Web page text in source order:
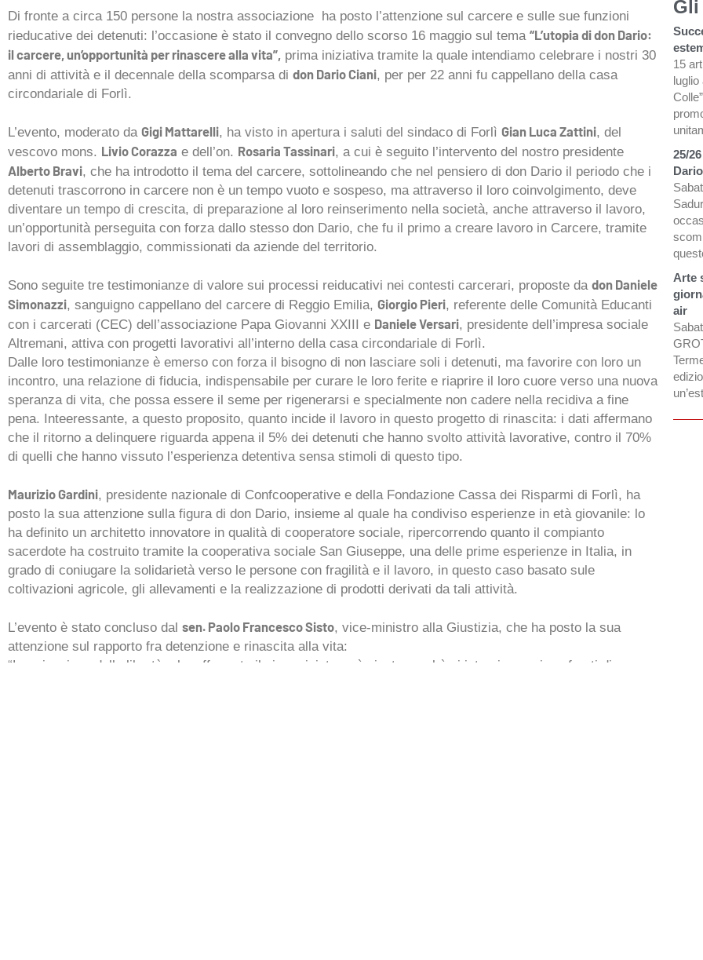
Di fronte a circa 150 persone la nostra associazione ha posto l’attenzione sul carcere e sulle sue funzioni
rieducative dei detenuti: l’occasione è stato il convegno dello scorso 16 maggio sul tema “L’utopia di don Dario:
il carcere, un’opportunità per rinascere alla vita”, prima iniziativa tramite la quale intendiamo celebrare i nostri 30
anni di attività e il decennale della scomparsa di don Dario Ciani, per per 22 anni fu cappellano della casa
circondariale di Forlì.
L’evento, moderato da Gigi Mattarelli, ha visto in apertura i saluti del sindaco di Forlì Gian Luca Zattini, del
vescovo mons. Livio Corazza e dell’on. Rosaria Tassinari, a cui è seguito l’intervento del nostro presidente
Alberto Bravi, che ha introdotto il tema del carcere, sottolineando che nel pensiero di don Dario il periodo che i
detenuti trascorrono in carcere non è un tempo vuoto e sospeso, ma attraverso il loro coinvolgimento, deve
diventare un tempo di crescita, di preparazione al loro reinserimento nella società, anche attraverso il lavoro,
un’opportunità perseguita con forza dallo stesso don Dario, che fu il primo a creare lavoro in Carcere, tramite
lavori di assemblaggio, commissionati da aziende del territorio.
Sono seguite tre testimonianze di valore sui processi reiducativi nei contesti carcerari, proposte da don Daniele
Simonazzi, sanguigno cappellano del carcere di Reggio Emilia, Giorgio Pieri, referente delle Comunità Educanti
con i carcerati (CEC) dell’associazione Papa Giovanni XXIII e Daniele Versari, presidente dell’impresa sociale
Altremani, attiva con progetti lavorativi all’interno della casa circondariale di Forlì.
Dalle loro testimonianze è emerso con forza il bisogno di non lasciare soli i detenuti, ma favorire con loro un
incontro, una relazione di fiducia, indispensabile per curare le loro ferite e riaprire il loro cuore verso una nuova
speranza di vita, che possa essere il seme per rigenerarsi e specialmente non cadere nella recidiva a fine
pena. Inteeressante, a questo proposito, quanto incide il lavoro in questo progetto di rinascita: i dati affermano
che il ritorno a delinquere riguarda appena il 5% dei detenuti che hanno svolto attività lavorative, contro il 70%
di quelli che hanno vissuto l’esperienza detentiva sensa stimoli di questo tipo.
Maurizio Gardini, presidente nazionale di Confcooperative e della Fondazione Cassa dei Risparmi di Forlì, ha
posto la sua attenzione sulla figura di don Dario, insieme al quale ha condiviso esperienze in età giovanile: lo
ha definito un architetto innovatore in qualità di cooperatore sociale, ripercorrendo quanto il compianto
sacerdote ha costruito tramite la cooperativa sociale San Giuseppe, una delle prime esperienze in Italia, in
grado di coniugare la solidarietà verso le persone con fragilità e il lavoro, in questo caso basato sule
coltivazioni agricole, gli allevamenti e la realizzazione di prodotti derivati da tali attività.
L’evento è stato concluso dal sen. Paolo Francesco Sisto, vice-ministro alla Giustizia, che ha posto la sua
attenzione sul rapporto fra detenzione e rinascita alla vita:
“La privazione delle libertà – ha affermato il vice-ministro – è giusta perchè si interviene nei confronti di
15
luglio
25/
Arte
air